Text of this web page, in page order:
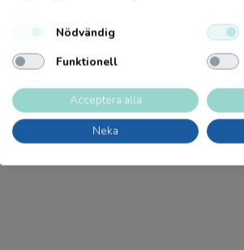
ProdukterNödvändig
Funktionell
Acceptera alla
Neka